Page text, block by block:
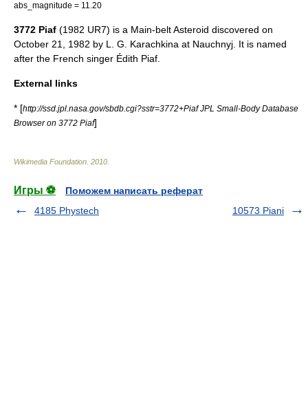
abs_magnitude = 11.20
3772 Piaf (1982 UR7) is a Main-belt Asteroid discovered on
October 21
1982 by L. G. Karachkina at Nauchnyj . It is named
after the French singer Édith Piaf
External links
* [http://ssd.jpl.nasa.gov/sbdb.cgi?sstr=3772+Piaf JPL Small-Body Database
Browser on 3772 Piaf]
Wikimedia Foundation 2010
Игры ⚽
Поможем написать реферат
4185 Phystech
10573 Piani